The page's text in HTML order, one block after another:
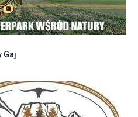
Gaj